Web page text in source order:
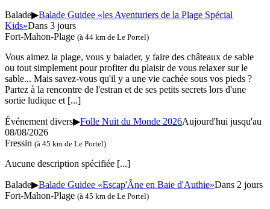
Balade▶Balade Guidee «les Aventuriers de la Plage Spécial
Kids»Dans 3 jours
Fort-Mahon-Plage (à 44 km de Le Portel)
Vous aimez la plage, vous y balader, y faire des châteaux de sable
ou tout simplement pour profiter du plaisir de vous relaxer sur le
sable... Mais savez-vous qu'il y a une vie cachée sous vos pieds ?
Partez à la rencontre de l'estran et de ses petits secrets lors d'une
sortie ludique et [...]
Événement divers▶Folle Nuit du Monde 2026Aujourd'hui jusqu'au
08/08/2026
Fressin (à 45 km de Le Portel)
Aucune description spécifiée [...]
Balade▶Balade Guidee «Escap'Âne en Baie d'Authie»Dans 2 jours
Fort-Mahon-Plage (à 45 km de Le Portel)